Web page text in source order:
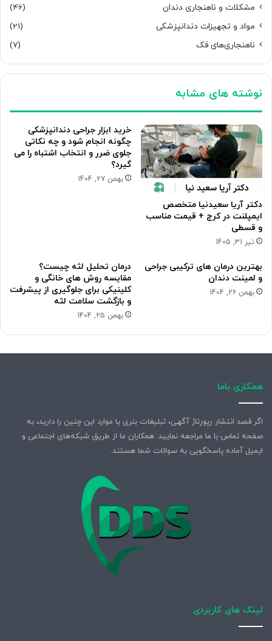
مشکلات و ناهنجاری دندان
(46)
مواد و تجهیزات دندانپزشکی
(21)
ناهنجاری‌های فک
(7)
نوشته های مشابه
دکتر آریا سعیدنیا متخصص
ایمپلنت در کرج + قیمت مناسب
و قسطی
تیر 31, 1405
خرید ابزار جراحی دندانپزشکی
چگونه انجام شود و چه نکاتی
جلوی ضرر و انتخاب اشتباه را می
گیرد؟
بهمن 27, 1404
بهترین درمان های ترکیبی جراحی
و لمینت دندان
بهمن 26, 1404
درمان تحلیل لثه چیست؟
مقایسه روش های خانگی و
کلینیکی برای جلوگیری از پیشرفت
و بازگشت سلامت لثه
بهمن 25, 1404
همکاری باما
اگر قصد انتشار رپورتاژ آگهی، تبلیغات بنری یا موارد این چنین را دارید، به
صفحه تماس با ما مراجعه نمایید. همکاران ما از طریق شبکه‌های اجتماعی و
ایمیل آماده پاسخگویی به سوالات شما هستند.
لینک های کاربردی